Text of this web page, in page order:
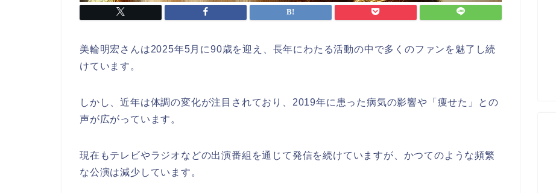
美輪明宏さんは2025年5月に90歳を迎え、長年にわたる活動の中で多くのファンを魅了し続
けています。
しかし、近年は体調の変化が注目されており、2019年に患った病気の影響や「痩せた」との
声が広がっています。
現在もテレビやラジオなどの出演番組を通じて発信を続けていますが、かつてのような頻繁
な公演は減少しています。